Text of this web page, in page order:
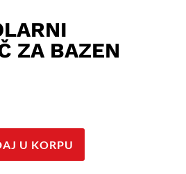
ZA BAZEN
U KORPU